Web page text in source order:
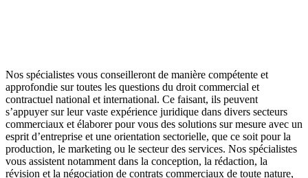
Nos spécialistes vous conseilleront de manière compétente et
approfondie sur toutes les questions du droit commercial et
contractuel national et international. Ce faisant, ils peuvent
s’appuyer sur leur vaste expérience juridique dans divers secteurs
commerciaux et élaborer pour vous des solutions sur mesure avec un
esprit d’entreprise et une orientation sectorielle, que ce soit pour la
production, le marketing ou le secteur des services. Nos spécialistes
vous assistent notamment dans la conception, la rédaction, la
révision et la négociation de contrats commerciaux de toute nature,